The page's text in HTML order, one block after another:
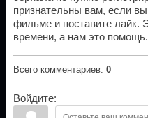
признательны вам, если
фильме и поставите лайк.
времени, а нам это
Всего комментариев: 0
Войдите: